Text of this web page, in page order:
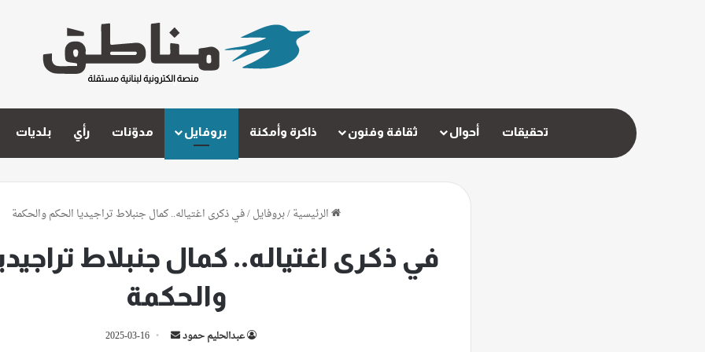
تحقيقات أحوال ثقافة وفنون ذاكرة وأمكنة بروفايل مدوّنات رأي بلديات
الرئيسية/بروفايل/في ذكرى اغتياله.. كمال جنبلاط تراجيديا الحكم والحكمة
في ذكرى اغتياله.. كمال جنبلاط
والحكمة
عبدالحليم حمود
أرسل 2025-03-16